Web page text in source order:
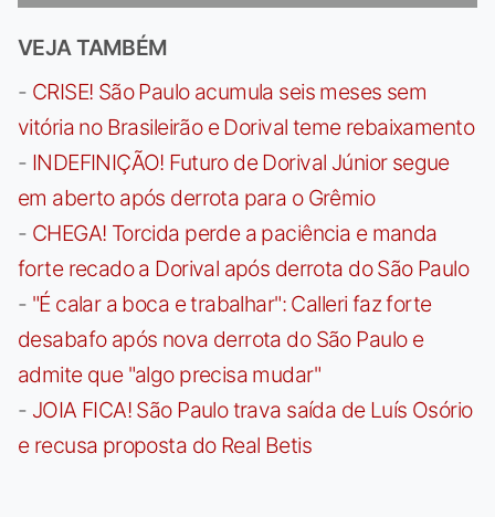
VEJA TAMBÉM
- CRISE! São Paulo acumula seis meses sem
vitória no Brasileirão e Dorival teme rebaixamento
- INDEFINIÇÃO! Futuro de Dorival Júnior segue
em aberto após derrota para o Grêmio
- CHEGA! Torcida perde a paciência e manda
forte recado a Dorival após derrota do São Paulo
- "É calar a boca e trabalhar": Calleri faz forte
desabafo após nova derrota do São Paulo e
admite que "algo precisa mudar"
- JOIA FICA! São Paulo trava saída de Luís Osório
e recusa proposta do Real Betis